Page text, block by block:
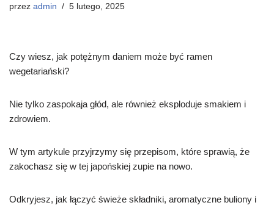
przez admin 5 lutego, 2025
Czy wiesz, jak potężnym daniem może być ramen
wegetariański?
Nie tylko zaspokaja głód, ale również eksploduje smakiem i
zdrowiem.
W tym artykule przyjrzymy się przepisom, które sprawią, że
zakochasz się w tej japońskiej zupie na nowo.
Odkryjesz, jak łączyć świeże składniki, aromatyczne buliony i